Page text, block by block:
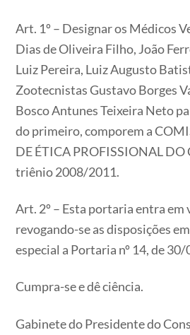
Art. 1º – Designar os Médicos
Dias de Oliveira Filho, João
Luiz Pereira, Luiz Augusto
Zootecnistas Gustavo Borges
Bosco Antunes Teixeira Neto
do primeiro, comporem a
DE ÉTICA PROFISSIONAL DO
triênio 2008/2011.
Art. 2º – Esta portaria entra em
revogando-se as disposições
especial a Portaria nº 14, de
Cumpra-se e dê ciência.
Gabinete do Presidente do